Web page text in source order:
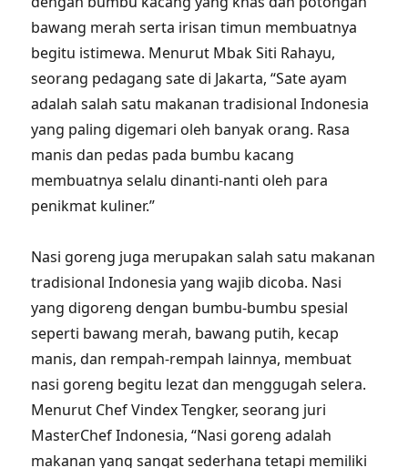
bawang merah serta irisan timun membuatnya
begitu istimewa. Menurut Mbak Siti Rahayu,
seorang pedagang sate di Jakarta, “Sate ayam
adalah salah satu makanan tradisional Indonesia
yang paling digemari oleh banyak orang. Rasa
manis dan pedas pada bumbu kacang
membuatnya selalu dinanti-nanti oleh para
penikmat kuliner.”
Nasi goreng juga merupakan salah satu makanan
tradisional Indonesia yang wajib dicoba. Nasi
yang digoreng dengan bumbu-bumbu spesial
seperti bawang merah, bawang putih, kecap
manis, dan rempah-rempah lainnya, membuat
nasi goreng begitu lezat dan menggugah selera.
Menurut Chef Vindex Tengker, seorang juri
MasterChef Indonesia, “Nasi goreng adalah
makanan yang sangat sederhana tetapi memiliki